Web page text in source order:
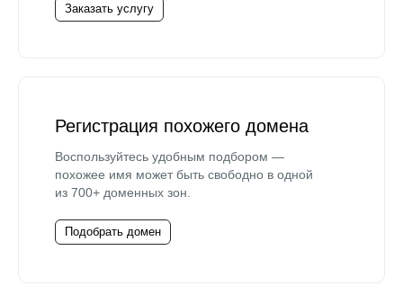
Заказать услугу
Регистрация похожего домена
Воспользуйтесь удобным подбором —
похожее имя может быть свободно в одной
из 700+ доменных зон.
Подобрать домен